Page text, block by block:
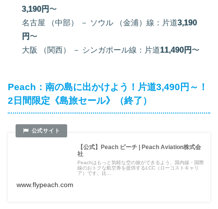
3,190円 〜
名古屋 （中部） － ソウル （金浦）線：片道3,190
円 〜
大阪 （関西） － シンガポール線：片道11,490円 〜
Peach：南の島に出かけよう！片道3,490円～！
2日間限定《島旅セール》（終了）
【公式】Peach ピーチ | Peach Aviation株式会
社
Peachはもっと気軽な空の旅ができるよう、国内線・国際
線のおトクな航空券を提供するLCC（ローコストキャリ
ア）です。比...
www.flypeach.com